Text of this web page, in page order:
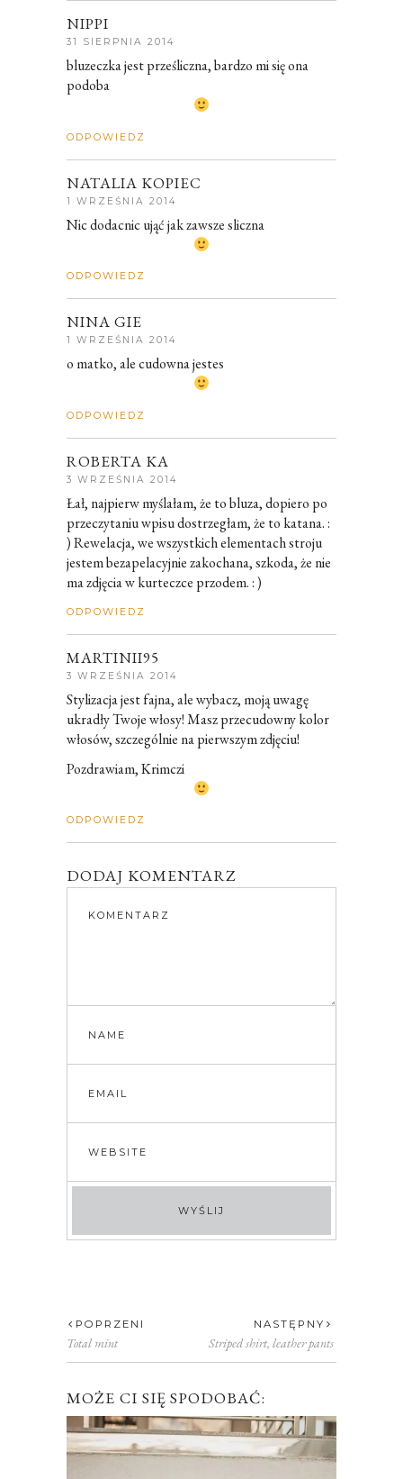
NIPPI
31 SIERPNIA 2014
bluzeczka jest prześliczna, bardzo mi się ona
podoba
ODPOWIEDZ
NATALIA KOPIEC
1 WRZEŚNIA 2014
Nic dodacnic ująć jak zawsze sliczna
ODPOWIEDZ
NINA GIE
1 WRZEŚNIA 2014
o matko, ale cudowna jestes
ODPOWIEDZ
ROBERTA KA
3 WRZEŚNIA 2014
Łał, najpierw myślałam, że to bluza, dopiero po
przeczytaniu wpisu dostrzegłam, że to katana. :
) Rewelacja, we wszystkich elementach stroju
jestem bezapelacyjnie zakochana, szkoda, że nie
ma zdjęcia w kurteczce przodem. : )
ODPOWIEDZ
MARTINII95
3 WRZEŚNIA 2014
Stylizacja jest fajna, ale wybacz, moją uwagę
ukradły Twoje włosy! Masz przecudowny kolor
włosów, szczególnie na pierwszym zdjęciu!
Pozdrawiam, Krimczi
ODPOWIEDZ
DODAJ KOMENTARZ
POPRZENI
Total mint
NASTĘPNY
Striped shirt, leather pants
MOŻE CI SIĘ SPODOBAĆ: